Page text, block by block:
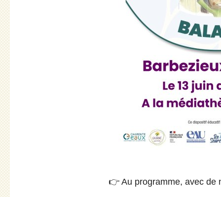
👉 Au programme, avec de